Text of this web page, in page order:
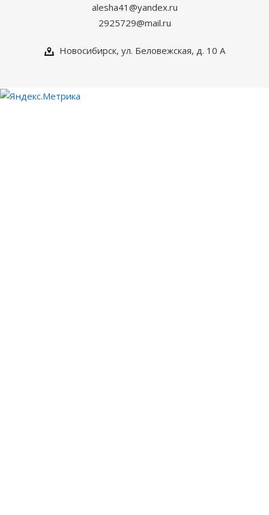
alesha41@yandex.ru
2925729@mail.ru
Новосибирск, ул. Беловежская, д. 10 А